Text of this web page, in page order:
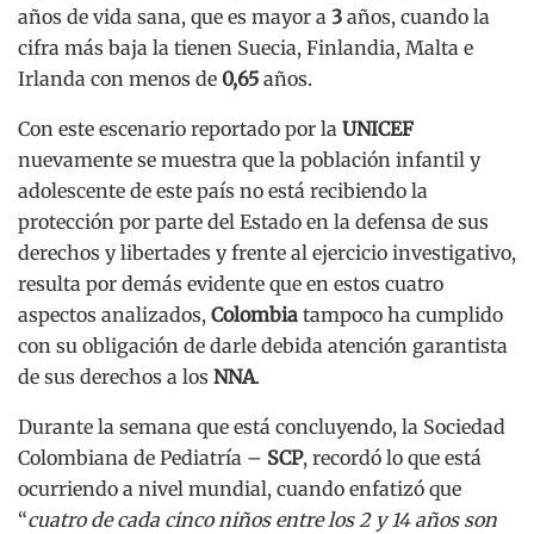
años de vida sana, que es mayor a 3 años, cuando la
cifra más baja la tienen Suecia, Finlandia, Malta e
Irlanda con menos de 0,65 años.
Con este escenario reportado por la UNICEF
nuevamente se muestra que la población infantil y
adolescente de este país no está recibiendo la
protección por parte del Estado en la defensa de sus
derechos y libertades y frente al ejercicio investigativo,
resulta por demás evidente que en estos cuatro
aspectos analizados, Colombia tampoco ha cumplido
con su obligación de darle debida atención garantista
de sus derechos a los NNA.
Durante la semana que está concluyendo, la Sociedad
Colombiana de Pediatría – SCP, recordó lo que está
ocurriendo a nivel mundial, cuando enfatizó que
“cuatro de cada cinco niños entre los 2 y 14 años son